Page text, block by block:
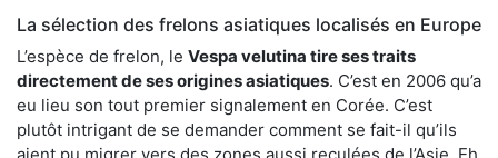
La sélection des frelons asiatiques localisés en Europe
L’espèce de frelon, le Vespa velutina tire ses traits
directement de ses origines asiatiques. C’est en 2006 qu’a
eu lieu son tout premier signalement en Corée. C’est
plutôt intrigant de se demander comment se fait-il qu’ils
aient pu migrer vers des zones aussi reculées de l’Asie. Eh